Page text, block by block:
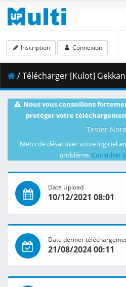
Inscription Connexion
/ Télécharger [Kulot] Gekkan Shoujo Nozaki-kun 10 [Dual-Audio][BDRip 1920x1080 x264
Nous vous conseillons
protéger votre
Tester
Merci de désactiver votre logiciel
problème. Consulter
Date Upload
10/12/2021 08:01
Date dernier
21/08/2024 00:11